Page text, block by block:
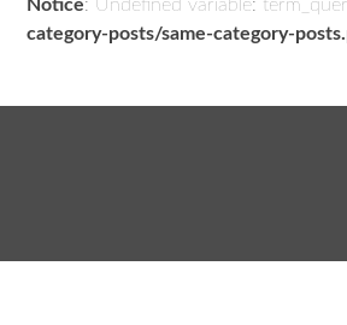
Notice: Undefined variable:
category-posts/same-category-